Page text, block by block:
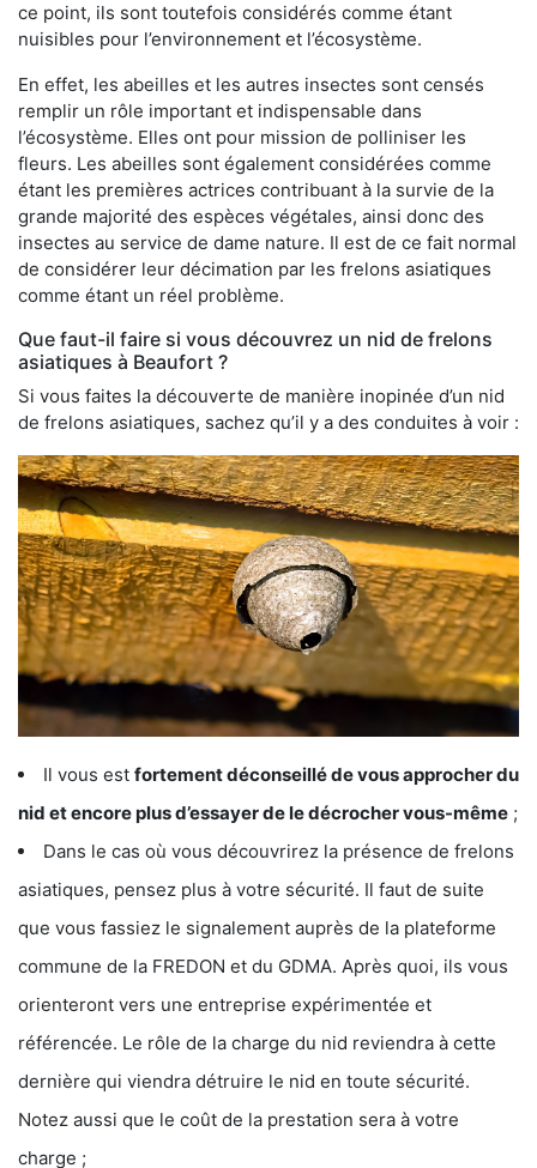
ce point, ils sont toutefois considérés comme étant
nuisibles pour l’environnement et l’écosystème.
En effet, les abeilles et les autres insectes sont censés
remplir un rôle important et indispensable dans
l’écosystème. Elles ont pour mission de polliniser les
fleurs. Les abeilles sont également considérées comme
étant les premières actrices contribuant à la survie de la
grande majorité des espèces végétales, ainsi donc des
insectes au service de dame nature. Il est de ce fait normal
de considérer leur décimation par les frelons asiatiques
comme étant un réel problème.
Que faut-il faire si vous découvrez un nid de frelons
asiatiques à Beaufort ?
Si vous faites la découverte de manière inopinée d’un nid
de frelons asiatiques, sachez qu’il y a des conduites à voir :
Il vous est fortement déconseillé de vous approcher du
nid et encore plus d’essayer de le décrocher vous-même ;
Dans le cas où vous découvrirez la présence de frelons
asiatiques, pensez plus à votre sécurité. Il faut de suite
que vous fassiez le signalement auprès de la plateforme
commune de la FREDON et du GDMA. Après quoi, ils vous
orienteront vers une entreprise expérimentée et
référencée. Le rôle de la charge du nid reviendra à cette
dernière qui viendra détruire le nid en toute sécurité.
Notez aussi que le coût de la prestation sera à votre
charge ;